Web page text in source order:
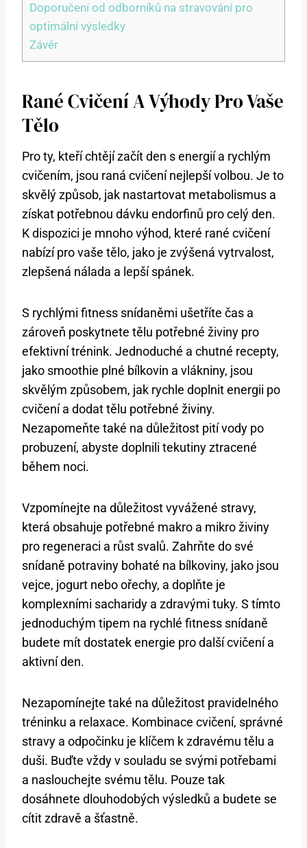
Doporučení od odborníků na stravování pro
optimální výsledky
Závěr
Rané Cvičení A Výhody Pro Vaše
Tělo
Pro ty, kteří chtějí začít den s energií a rychlým
cvičením, jsou raná cvičení nejlepší volbou. Je to
skvělý způsob, jak nastartovat metabolismus a
získat potřebnou dávku endorfinů pro celý den.
K dispozici je mnoho výhod, které rané cvičení
nabízí pro vaše tělo, jako je zvýšená vytrvalost,
zlepšená nálada a lepší spánek.
S rychlými fitness snídaněmi ušetříte čas a
zároveň poskytnete tělu potřebné živiny pro
efektivní trénink. Jednoduché a chutné recepty,
jako smoothie plné bílkovin a vlákniny, jsou
skvělým způsobem, jak rychle doplnit energii po
cvičení a dodat tělu potřebné živiny.
Nezapomeňte také na důležitost pití vody po
probuzení, abyste doplnili tekutiny ztracené
během noci.
Vzpomínejte na důležitost vyvážené stravy,
která obsahuje potřebné makro a mikro živiny
pro regeneraci a růst svalů. Zahrňte do své
snídaně potraviny bohaté na bílkoviny, jako jsou
vejce, jogurt nebo ořechy, a doplňte je
komplexními sacharidy a zdravými tuky. S tímto
jednoduchým tipem na rychlé fitness snídaně
budete mít dostatek energie pro další cvičení a
aktivní den.
Nezapomínejte také na důležitost pravidelného
tréninku a relaxace. Kombinace cvičení, správné
stravy a odpočinku je klíčem k zdravému tělu a
duši. Buďte vždy v souladu se svými potřebami
a naslouchejte svému tělu. Pouze tak
dosáhnete dlouhodobých výsledků a budete se
cítit zdravě a šťastně.